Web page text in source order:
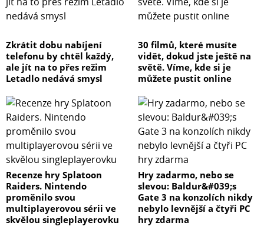
Zkrátit dobu nabíjení
telefonu by chtěl každý,
ale jít na to přes režim
Letadlo nedává smysl
30 filmů, které musíte
vidět, dokud jste ještě na
světě. Víme, kde si je
můžete pustit online
Recenze hry Splatoon
Raiders. Nintendo
proměnilo svou
multiplayerovou sérii ve
skvělou singleplayerovku
Hry zadarmo, nebo se
slevou: Baldur&#039;s
Gate 3 na konzolích nikdy
nebylo levnější a čtyři PC
hry zdarma